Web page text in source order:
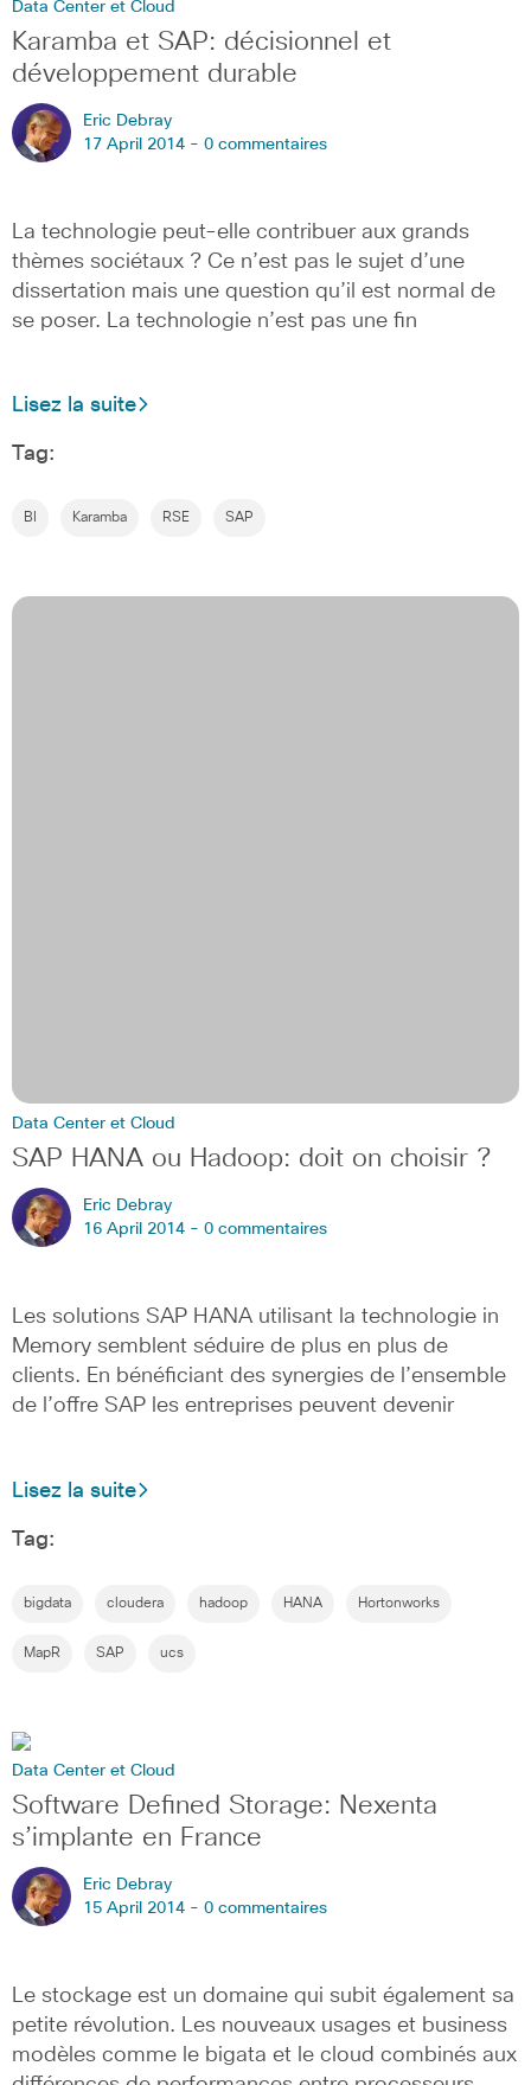
Data Center et Cloud
Karamba et SAP: décisionnel et
développement durable
Eric Debray
17 April 2014 - 0 commentaires
La technologie peut-elle contribuer aux grands
thèmes sociétaux ? Ce n’est pas le sujet d’une
dissertation mais une question qu’il est normal de
se poser. La technologie n’est pas une fin
Lisez la suite
Tag:
BI Karamba RSE SAP
Data Center et Cloud
SAP HANA ou Hadoop: doit on choisir ?
Eric Debray
16 April 2014 - 0 commentaires
Les solutions SAP HANA utilisant la technologie in
Memory semblent séduire de plus en plus de
clients. En bénéficiant des synergies de l’ensemble
de l’offre SAP les entreprises peuvent devenir
Lisez la suite
Tag:
bigdata cloudera hadoop HANA Hortonworks
MapR SAP ucs
Data Center et Cloud
Software Defined Storage: Nexenta
s’implante en France
Eric Debray
15 April 2014 - 0 commentaires
Le stockage est un domaine qui subit également sa
petite révolution. Les nouveaux usages et business
modèles comme le bigata et le cloud combinés aux